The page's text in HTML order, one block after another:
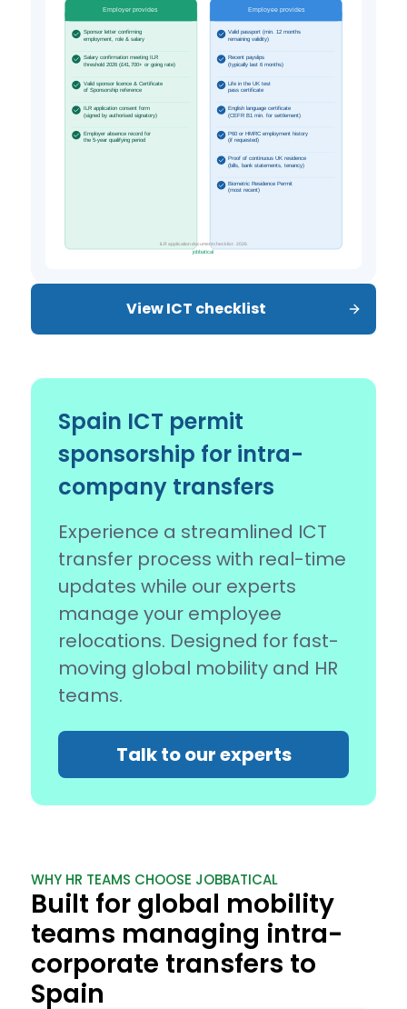
View ICT checklist
Spain ICT permit
sponsorship for intra-
company transfers
Experience a streamlined ICT
transfer process with real-time
updates while our experts
manage your employee
relocations. Designed for fast-
moving global mobility and HR
teams.
Talk to our experts
WHY HR TEAMS CHOOSE JOBBATICAL
Built for global mobility
teams managing intra-
corporate transfers to
Spain